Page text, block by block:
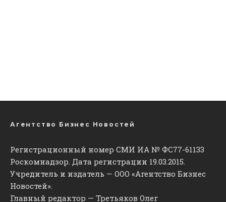
Агентство Бизнес Новостей
Регистрационный номер СМИ ИА № ФС77-61133
Роскомнадзор. Дата регистрации 19.03.2015.
Учредитель и издатель — ООО «Агентство Бизнес
Новостей».
Главный редактор — Третьяков Олег